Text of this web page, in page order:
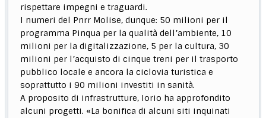
rispettare impegni e traguardi.
I numeri del Pnrr Molise, dunque: 50 milioni per il
programma Pinqua per la qualità dell’ambiente, 10
milioni per la digitalizzazione, 5 per la cultura, 30
milioni per l’acquisto di cinque treni per il trasporto
pubblico locale e ancora la ciclovia turistica e
soprattutto i 90 milioni investiti in sanità.
A proposito di infrastrutture, Iorio ha approfondito
alcuni progetti. «La bonifica di alcuni siti inquinati